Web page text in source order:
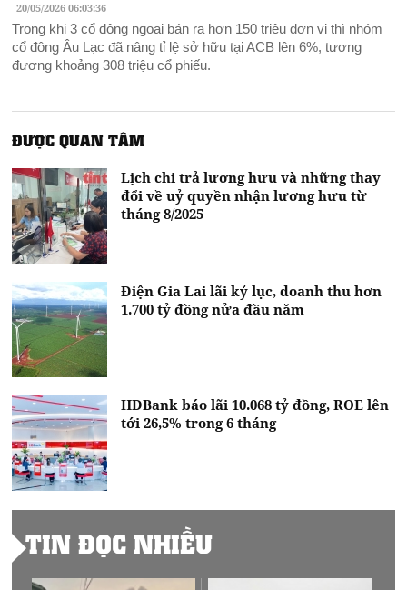
20/05/2026 06:03:36
Trong khi 3 cổ đông ngoại bán ra hơn 150 triệu đơn vị thì nhóm
cổ đông Âu Lạc đã nâng tỉ lệ sở hữu tại ACB lên 6%, tương
đương khoảng 308 triệu cổ phiếu.
ĐƯỢC QUAN TÂM
Lịch chi trả lương hưu và những thay
đổi về uỷ quyền nhận lương hưu từ
tháng 8/2025
Điện Gia Lai lãi kỷ lục, doanh thu hơn
1.700 tỷ đồng nửa đầu năm
HDBank báo lãi 10.068 tỷ đồng, ROE lên
tới 26,5% trong 6 tháng
TIN ĐỌC NHIỀU